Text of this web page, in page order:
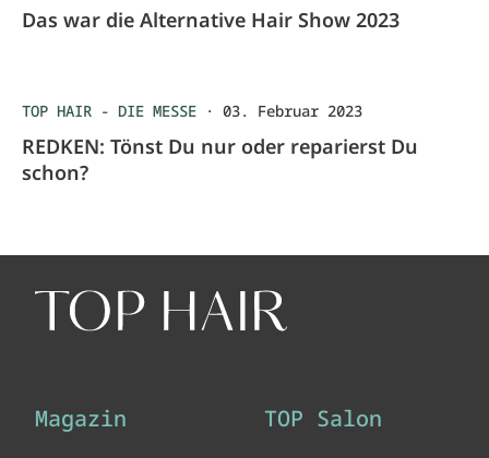
Das war die Alternative Hair Show 2023
TOP HAIR - DIE MESSE · 03. Februar 2023
REDKEN: Tönst Du nur oder reparierst Du
schon?
Magazin TOP Salon